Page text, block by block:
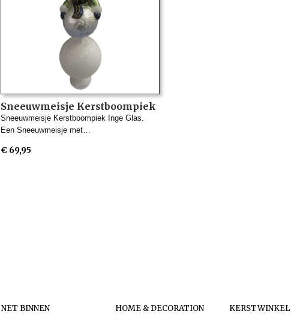
Sneeuwmeisje Kerstboompiek
Inge Glas
Sneeuwmeisje Kerstboompiek Inge Glas.
Een Sneeuwmeisje met…
€ 69,95
NET BINNEN
HOME & DECORATION
KERSTWINKEL